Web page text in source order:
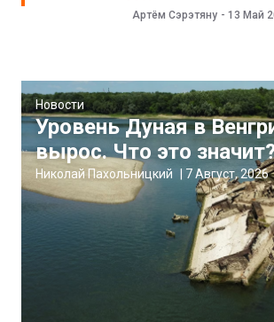
Артём Сэрэтяну - 13 Май
Новости
Уровень Дуная в
вырос. Что это
Николай Пахольницкий | 7 Август, 2026